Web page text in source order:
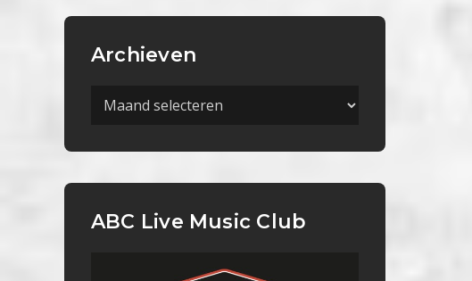
Archieven
Archieven
ABC Live Music Club